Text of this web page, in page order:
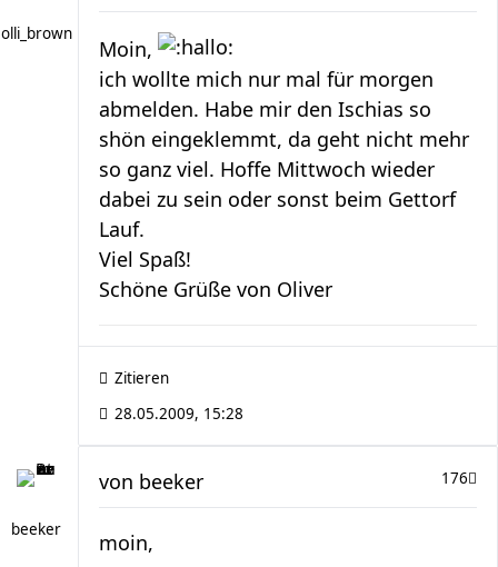
olli_brown
Moin,
ich wollte mich nur mal für morgen
abmelden. Habe mir den Ischias so
shön eingeklemmt, da geht nicht mehr
so ganz viel. Hoffe Mittwoch wieder
dabei zu sein oder sonst beim Gettorf
Lauf.
Viel Spaß!
Schöne Grüße von Oliver
Zitieren
28.05.2009, 15:28
beeker
176
von beeker
moin,